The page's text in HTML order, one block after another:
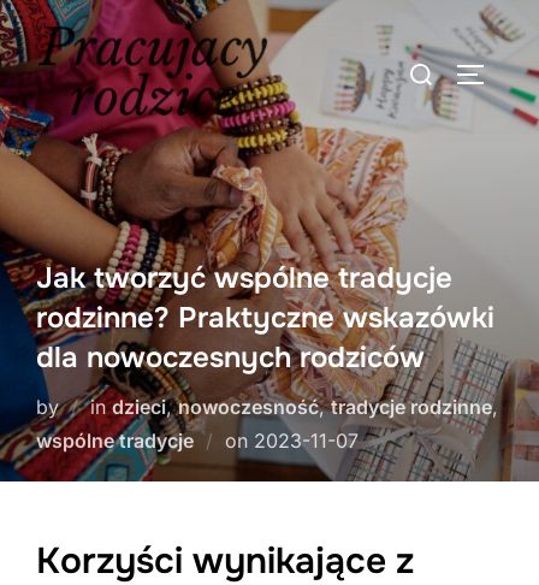
Skip
to
content
Search
for:
Jak tworzyć wspólne tradycje
rodzinne? Praktyczne wskazówki
dla nowoczesnych rodziców
by indzieci,nowoczesność,tradycje rodzinne,
wspólne tradycje
on Posted
2023-11-07
Korzyści wynikające z